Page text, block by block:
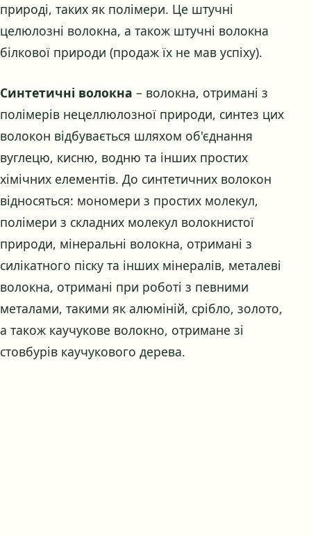
природі, таких як полімери. Це штучні
целюлозні волокна, а також штучні волокна
білкової природи (продаж їх не мав успіху).
Синтетичні волокна – волокна, отримані з
полімерів нецеллюлозної природи, синтез цих
волокон відбувається шляхом об'єднання
вуглецю, кисню, водню та інших простих
хімічних елементів. До синтетичних волокон
відносяться: мономери з простих молекул,
полімери з складних молекул волокнистої
природи, мінеральні волокна, отримані з
силікатного піску та інших мінералів, металеві
волокна, отримані при роботі з певними
металами, такими як алюміній, срібло, золото,
а також каучукове волокно, отримане зі
стовбурів каучукового дерева.